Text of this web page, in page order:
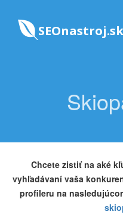
SEOnastroj.sk
Chcete zistiť na aké
vyhľadávaní vaša
profileru na